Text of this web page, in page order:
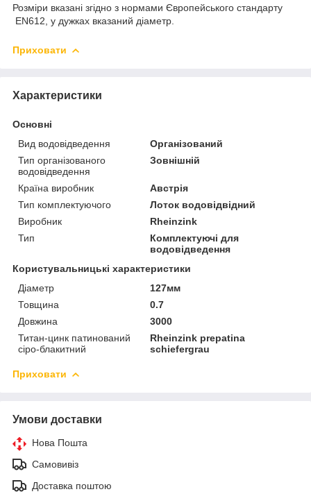
Розміри вказані згідно з нормами Європейського стандарту
EN612, у дужках вказаний діаметр.
Приховати
Характеристики
Основні
Вид водовідведення
Організований
Тип організованого
водовідведення
Зовнішній
Країна виробник
Австрія
Тип комплектуючого
Лоток водовідвідний
Виробник
Rheinzink
Тип
Комплектуючі для
водовідведення
Користувальницькі характеристики
Діаметр
127мм
Товщина
0.7
Довжина
3000
Титан-цинк патинований
сіро-блакитний
Rheinzink prepatina
schiefergrau
Приховати
Умови доставки
Нова Пошта
Самовивіз
Доставка поштою